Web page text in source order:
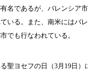
であるが、バレンシア
いる。また、南米にはバ
でも行なわれている。
ヨセフの日（3月19日）